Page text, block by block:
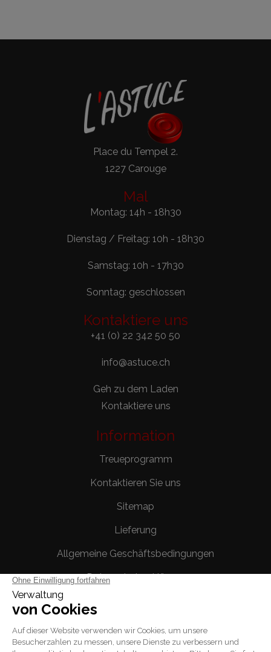
Place du Tempel 2.
1227 Carouge
Mal
Montag: 14h - 18h30
Dienstag / Freitag: 10h - 18h30
Samstag: 10h - 17h30
Sonntag: geschlossen
Kontaktiere uns
+41 (0) 22 342 50 50
info@astuce.ch
Geh zu dem Laden
Kontaktiere uns
Information
Treueprogramm
Kontaktieren Sie uns
Sitemap
Lieferung
Allgemeine Geschäftsbedingungen
Datenschutzerklärung
Ihr Konto